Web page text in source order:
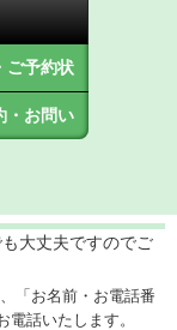
ご予約状
・お問い
大丈夫ですのでご
「お名前・お電話番
電話いたします。